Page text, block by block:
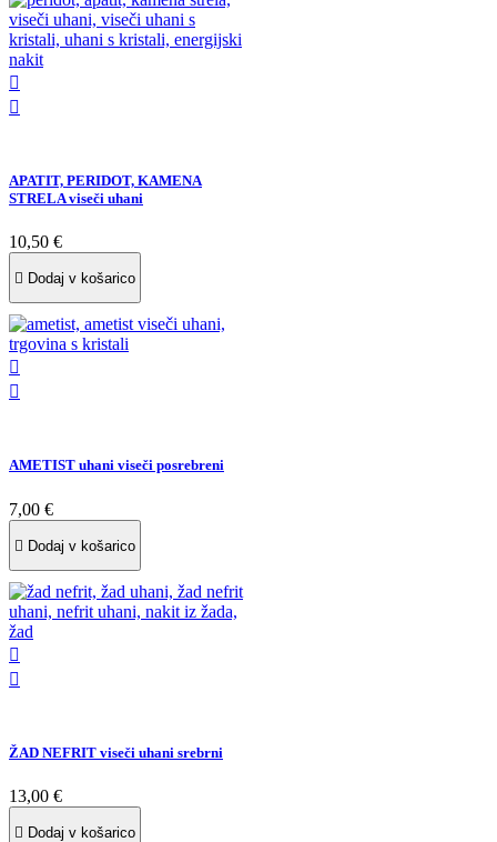


APATIT, PERIDOT, KAMENA
STRELA viseči uhani
10,50 €
 Dodaj v košarico


AMETIST uhani viseči posrebreni
7,00 €
 Dodaj v košarico


ŽAD NEFRIT viseči uhani srebrni
13,00 €
 Dodaj v košarico